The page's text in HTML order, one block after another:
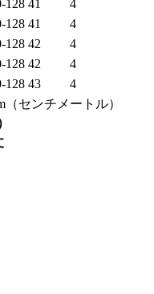
128 41
4
128 41
4
128 42
4
128 42
4
128 43
4
（センチメートル）